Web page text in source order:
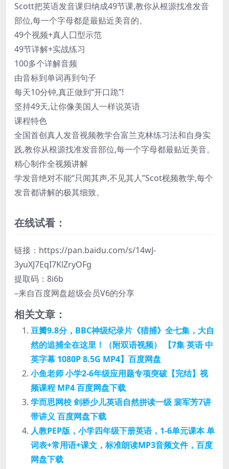
Scott把英语发音课归纳成49节课,教你从根源找准发音
部位,每一个字母都是最贴近美音的。
49个视频+真人囗型示范
49节详解+实战练习
100多个详解音频
由音标到单词再到句子
每天10分钟,真正做到“开口跪”!
坚持49天,让你像美国人一样说英语
课程特色
全国首创真人发音视频教学合富兰克林练习法和自身实
践,教你从根源找准发音部位,每一个字母都最贴近美音。
精心制作全视频讲解
学发音绝对不能“只闻其声,不见其人”Scot枧频教学,每个
发音都讲解的极其细致。
在线试看：
链接：https://pan.baidu.com/s/14wJ-
3yuXJ7EqI7KlZryOFg
提取码：8i6b
–来自百度网盘超级会员V6的分享
相关文章：
豆瓣9.8分，BBC神级纪录片《猎捕》全七集，大自
然的追捕全在这里！（附双语视频） 【7集 英语 中
英字幕 1080P 8.5G MP4】百度网盘
小鱼老师 小学2-6年级应用题专项突破【完结】视
频课程 MP4 百度网盘下载
学而思网校 剑桥少儿英语自然拼读一级 裴军芳7讲
带讲义 百度网盘下载
人教PEP版，小学四年级下册英语，1-6单元课本 单
词表+常用语+课文，标准朗读MP3音频文件，百度
网盘下载